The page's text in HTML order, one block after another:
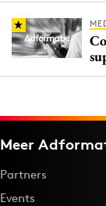
Meer
Partners
Events